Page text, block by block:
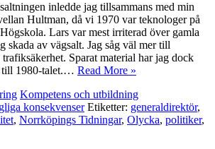
inledde jag tillsammans med min
Hultman, då vi 1970 var teknologer på
Lars var mest irriterad över gamla
skada av vägsalt. Jag såg väl mer till
Sparat material har jag dock
till 1980-talet.… Read More »
Kompetens och utbildning
konsekvenser Etiketter: generaldirektör,
, Norrköpings Tidningar, Olycka, politiker,